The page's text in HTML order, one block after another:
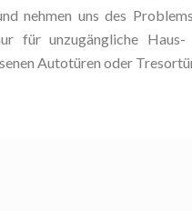
nehmen uns des
für unzugängliche Haus-
Autotüren oder